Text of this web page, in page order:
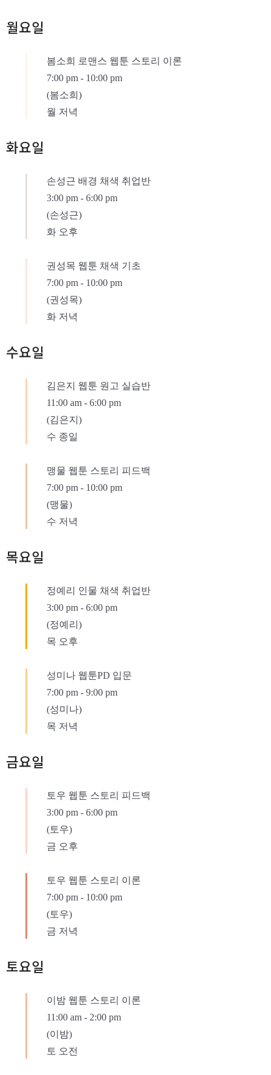
월요일
봄소희 로맨스 웹툰 스토리 이론
7:00 pm - 10:00 pm
(봄소희)
월 저녁
화요일
손성근 배경 채색 취업반
3:00 pm - 6:00 pm
(손성근)
화 오후
권성목 웹툰 채색 기초
7:00 pm - 10:00 pm
(권성목)
화 저녁
수요일
김은지 웹툰 원고 실습반
11:00 am - 6:00 pm
(김은지)
수 종일
맹물 웹툰 스토리 피드백
7:00 pm - 10:00 pm
(맹물)
수 저녁
목요일
정예리 인물 채색 취업반
3:00 pm - 6:00 pm
(정예리)
목 오후
성미나 웹툰PD 입문
7:00 pm - 9:00 pm
(성미나)
목 저녁
금요일
토우 웹툰 스토리 피드백
3:00 pm - 6:00 pm
(토우)
금 오후
토우 웹툰 스토리 이론
7:00 pm - 10:00 pm
(토우)
금 저녁
토요일
이밤 웹툰 스토리 이론
11:00 am - 2:00 pm
(이밤)
토 오전